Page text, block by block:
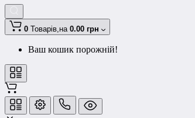
0 Товарів,на 0.00 грн
Ваш кошик порожній!